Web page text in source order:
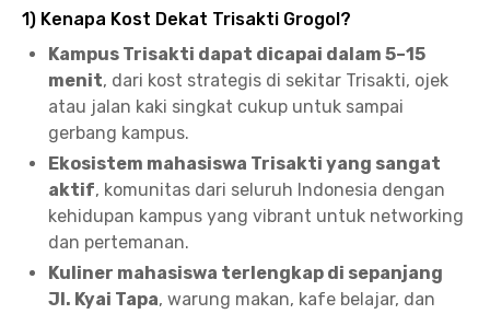
1) Kenapa Kost Dekat Trisakti Grogol?
Kampus Trisakti dapat dicapai dalam 5–15
menit, dari kost strategis di sekitar Trisakti, ojek
atau jalan kaki singkat cukup untuk sampai
gerbang kampus.
Ekosistem mahasiswa Trisakti yang sangat
aktif, komunitas dari seluruh Indonesia dengan
kehidupan kampus yang vibrant untuk networking
dan pertemanan.
Kuliner mahasiswa terlengkap di sepanjang
Jl. Kyai Tapa, warung makan, kafe belajar, dan